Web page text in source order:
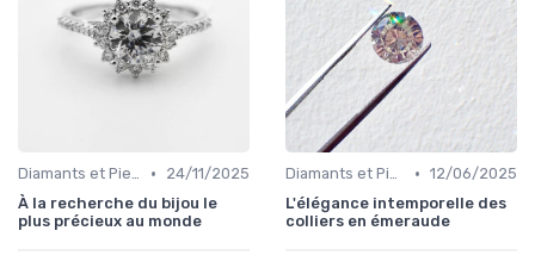
Diamants et Pierres Précieuses •
24/11/2025
À la recherche du bijou le
plus précieux au monde
Diamants et Pierres Précieuses • 12/06/2025
L'élégance intemporelle des
colliers en émeraude